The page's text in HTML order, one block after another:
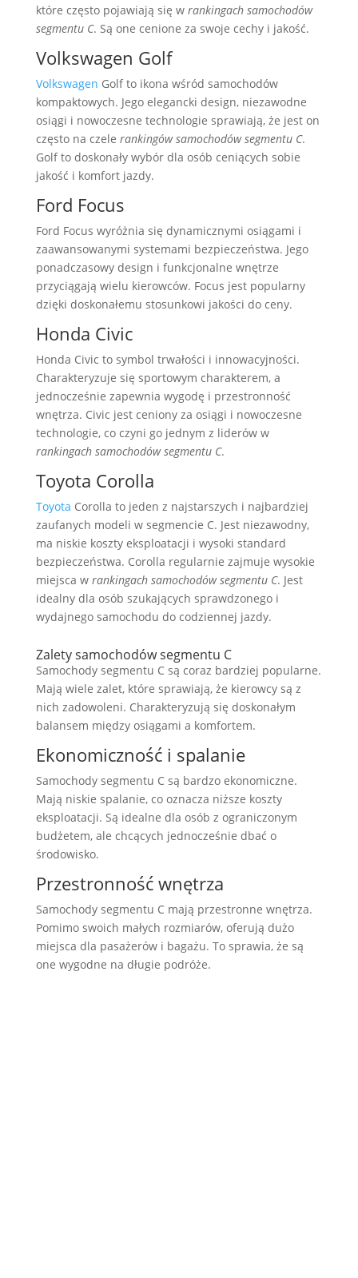
które często pojawiają się w rankingach samochodów
segmentu C. Są one cenione za swoje cechy i jakość.
Volkswagen Golf
Volkswagen Golf to ikona wśród samochodów
kompaktowych. Jego elegancki design, niezawodne
osiągi i nowoczesne technologie sprawiają, że jest on
często na czele rankingów samochodów segmentu C.
Golf to doskonały wybór dla osób ceniących sobie
jakość i komfort jazdy.
Ford Focus
Ford Focus wyróżnia się dynamicznymi osiągami i
zaawansowanymi systemami bezpieczeństwa. Jego
ponadczasowy design i funkcjonalne wnętrze
przyciągają wielu kierowców. Focus jest popularny
dzięki doskonałemu stosunkowi jakości do ceny.
Honda Civic
Honda Civic to symbol trwałości i innowacyjności.
Charakteryzuje się sportowym charakterem, a
jednocześnie zapewnia wygodę i przestronność
wnętrza. Civic jest ceniony za osiągi i nowoczesne
technologie, co czyni go jednym z liderów w
rankingach samochodów segmentu C.
Toyota Corolla
Toyota Corolla to jeden z najstarszych i najbardziej
zaufanych modeli w segmencie C. Jest niezawodny,
ma niskie koszty eksploatacji i wysoki standard
bezpieczeństwa. Corolla regularnie zajmuje wysokie
miejsca w rankingach samochodów segmentu C. Jest
idealny dla osób szukających sprawdzonego i
wydajnego samochodu do codziennej jazdy.
Zalety samochodów segmentu C
Samochody segmentu C są coraz bardziej popularne.
Mają wiele zalet, które sprawiają, że kierowcy są z
nich zadowoleni. Charakteryzują się doskonałym
balansem między osiągami a komfortem.
Ekonomiczność i spalanie
Samochody segmentu C są bardzo ekonomiczne.
Mają niskie spalanie, co oznacza niższe koszty
eksploatacji. Są idealne dla osób z ograniczonym
budżetem, ale chcących jednocześnie dbać o
środowisko.
Przestronność wnętrza
Samochody segmentu C mają przestronne wnętrza.
Pomimo swoich małych rozmiarów, oferują dużo
miejsca dla pasażerów i bagażu. To sprawia, że są
one wygodne na długie podróże.